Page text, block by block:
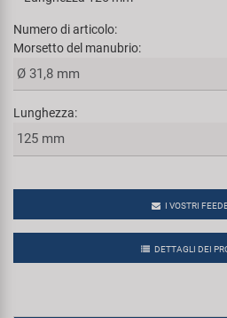
Numero di articolo:
Morsetto del manubrio:
Lunghezza:
I VOSTRI
DETTAGLI DEI